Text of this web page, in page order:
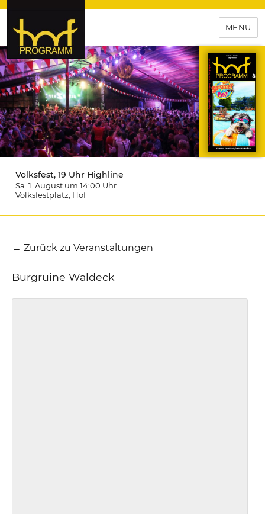
hof-programm – das
Veranstaltungsportal für
Hochfranken
MENÜ
Volksfest, 19 Uhr Highline
Sa. 1. August um 14:00 Uhr
Volksfestplatz , Hof
← Zurück zu Veranstaltungen
Burgruine Waldeck